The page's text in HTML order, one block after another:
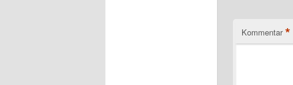
Kommentar *